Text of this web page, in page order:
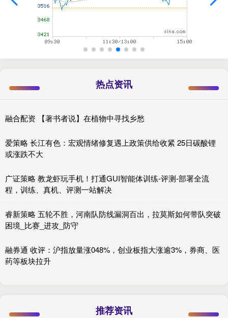
热点资讯
融合配资 【著书者说】在植物中寻找乡愁
爱策略 长江有色：宏观情绪修复遇上政策供给收紧 25日碳酸锂
或涨跌不大
广证策略 教龙虾玩手机！打通GUI智能体训练-评测-部署全流
程，训练、真机、评测一站解决
睿新策略 五轮不胜，河南队防线漏洞百出，拉莫斯如何带队突破
困境_比赛_进攻_防守
融券通 收评：沪指放量涨048%，创业板指大涨逾3%，券商、医
药等板块拉升
推荐资讯